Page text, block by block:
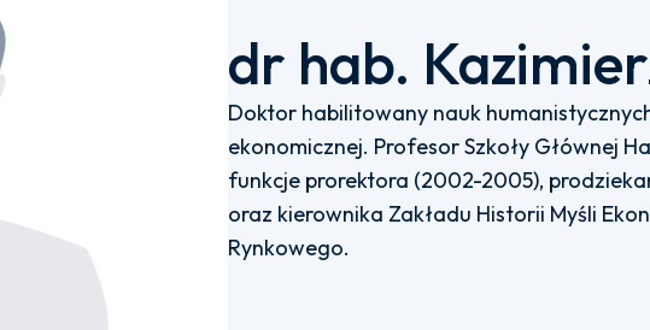
dr hab.
Doktor habilitowany nauk
ekonomicznej. Profesor Szkoły Głównej
funkcje prorektora (2002-2005),
oraz kierownika Zakładu Historii Myśli
Rynkowego.